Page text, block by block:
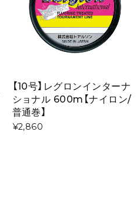
【10号】レグロンインターナ
ショナル 600m【ナイロン/
普通巻】
¥2,860